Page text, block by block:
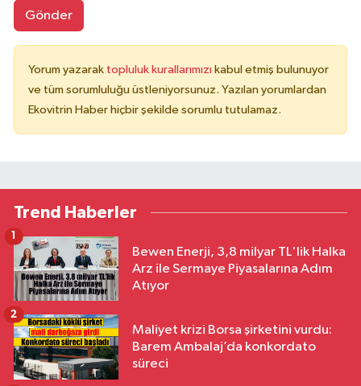
Gönder
Yorum yazarak topluluk kurallarımızı kabul etmiş bulunuyor
ve tüm sorumluluğu üstleniyorsunuz. Yazılan yorumlardan
Ekovitrin Haber hiçbir şekilde sorumlu tutulamaz.
Trend Haberler
Bewen Enerji, 3,8 milyar TL'lik Halka
Arz ile Sermaye Piyasalarına Adım
Atıyor
1
Maliyet krizi Borsa şirketini vurdu:
Barem Ambalaj’da konkordato
süreci
2